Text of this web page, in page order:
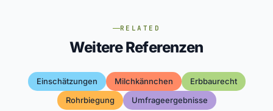
RELATED
Weitere Referenzen
Einschätzungen Milchkännchen
Erbbaurecht
Rohrbiegung
Umfrageergebnisse